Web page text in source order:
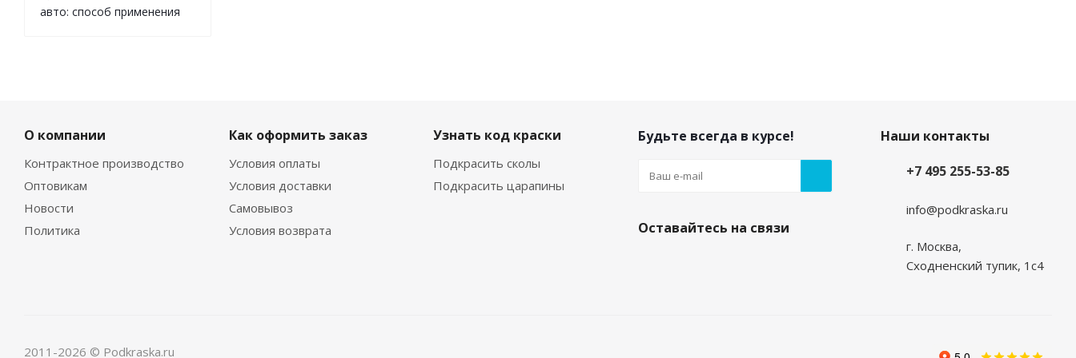
авто: способ применения
О компании
Контрактное производство
Оптовикам
Новости
Политика
Как оформить заказ
Условия оплаты
Условия доставки
Самовывоз
Условия возврата
Узнать код краски
Подкрасить сколы
Подкрасить царапины
Будьте всегда в курсе!
Оставайтесь на связи
Наши контакты
+7 495 255-53-85
info@podkraska.ru
г. Москва,
Сходненский тупик, 1с4
2011-2026 © Podkraska.ru